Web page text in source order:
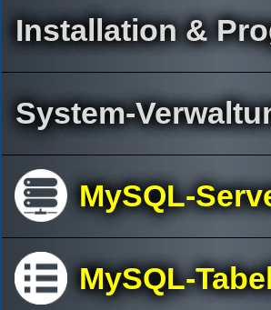
Installation &
System-
MySQL-
MySQL-